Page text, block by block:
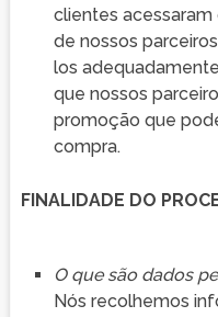
clientes
de nossos
los
que nossos
promoção que
compra.
FINALIDADE DO
O que são dados
Nós recolhemos